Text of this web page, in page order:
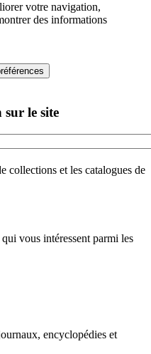
votre navigation,
des informations
sur le site
collections et les catalogues de
vous intéressent parmi les
encyclopédies et